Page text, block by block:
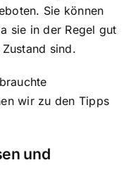
Sie können
sie in der Regel gut
sind.
wir zu den Tipps
und